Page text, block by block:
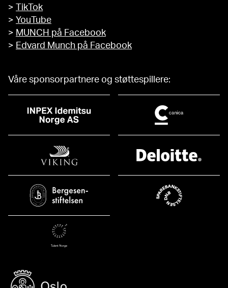
>
TikTok
> YouTube
> MUNCH på Facebook
> Edvard Munch på Facebook
Våre sponsorpartnere og støttespillere: